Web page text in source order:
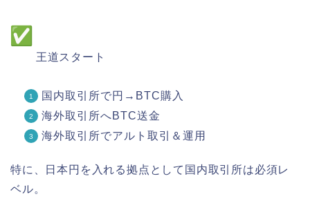
王道スタート
国内取引所で円→BTC購入
海外取引所へBTC送金
海外取引所でアルト取引＆運用
特に、日本円を入れる拠点として国内取引所は必須レ
ベル。